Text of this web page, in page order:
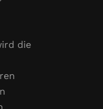
die